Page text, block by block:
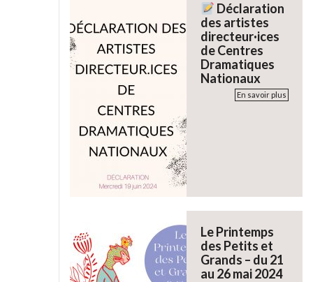
Déclaration
des artistes
directeur·ices
de Centres
Dramatiques
Nationaux
En savoir plus
Le Printemps
des Petits et
Grands – du 21
au 26 mai 2024